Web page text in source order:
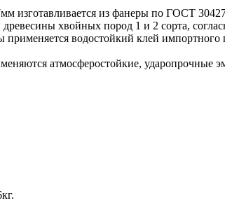
изготавливается из фанеры по ГОСТ
древесины хвойных пород 1 и 2 сорта,
водостойкий клей
атмосферостойкие, ударопрочные